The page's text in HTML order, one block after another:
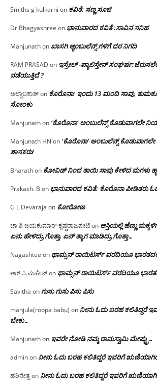
Smiths g kulkarni on ಕವಿತೆ: ಸಣ್ಣ ಸೂಜಿ
Dr Bhagyashree on ಭಾನುವಾರದ ಕವಿತೆ :ಸಾವಿನ ಸನಿಹ
Manjunathonಖಾಸಗಿ ಆ್ಯಂಬುಲೆನ್ಸ್ ಗಳಿಗೆ ದರ ನಿಗದಿ
RAM PRASAD on ಇಸ್ರೇಲ್ -ಪ್ಯಾಲಿಸ್ತೇನ್
ನಡೆಯುತ್ತಿದೆ ?
ಅಲ್ಲಾಬಕಾಶ್on ಕೊರೊನಾ: ಇಂದು 13 ಮಂದಿ ಸಾವು,
ಸೋಂಕು
Manjunathon ‘ಕೊರೊನಾ’ ಅಂಬುಲೆನ್ಸ್ ಕೊಡುವಾಗಲೇ
Manjunath HN on ‘ಕೊರೊನಾ’ ಅಂಬುಲೆನ್ಸ್
ಶಾಸಕರು!
Bharathon ಕೋವಿಡ್ ನಿಂದ ತಾಯಿ ಸಾವು ಕೇಳಿದ ಮಗಳು
Prakash. B on ಭಾನುವಾರದ ಕವಿತೆ: ಕೊರೊನಾ ಪೀಡಿತರು
G L Devaraja on ಕೋರೋಣ
ಚಾ ಶಿ ಜಯಕುಮಾರ್ ಕೃಷ್ಣರಾಜಪೇಟೆon ಆಸ್ತಿಯಲ್ಲಿ ಹೆಣ್ಣು
ಏನು ಹೇಳಿದ್ರು ಗೊತ್ತಾ, ಏನ್ ತ್ಯಾಗ ಮಾಡಿದ್ರು ಗೊತ್ತಾ…
Nagashtee on ಥಾಮ್ಸನ್ ರಾಯಿಟರ್ಸ್ ವರದಿಯೂ ಭಾರತದಲ್ಲಿ
ಆರ್.ಸಿ.ಮಹೇಶ್on ಥಾಮ್ಸನ್ ರಾಯಿಟರ್ಸ್ ವರದಿಯೂ
Savitha onಗುಸು ಗುಸು ಪಿಸು ಪಿಸು
manjula(roopa babu) on ನೀನು ಓದು ಬರಹ ಕಲಿತಿದ್ದರೆ
ಬೇಕು…
Manjunathon ಇವರೇ‌ ನೋಡಿ‌ ನಮ್ಮ‌ ರಾಮಸ್ವಾಮಿ ಮೇಷ್ಟ್ರು…
adminon ನೀನು ಓದು ಬರಹ ಕಲಿತಿದ್ದರೆ ಇವರಿಗೆ
ಹರಿನೇತ್ರon ನೀನು ಓದು ಬರಹ ಕಲಿತಿದ್ದರೆ ಇವರಿಗೆ